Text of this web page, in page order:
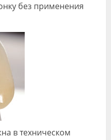
без применения
в техническом